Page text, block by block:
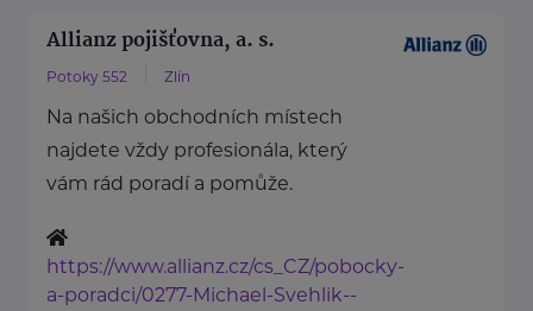
Allianz pojišťovna, a. s.
Potoky 552 Zlín
Na našich obchodních místech
najdete vždy profesionála, který
vám rád poradí a pomůže.
https://www.allianz.cz/cs_CZ/pobocky-
a-poradci/0277-Michael-Svehlik--